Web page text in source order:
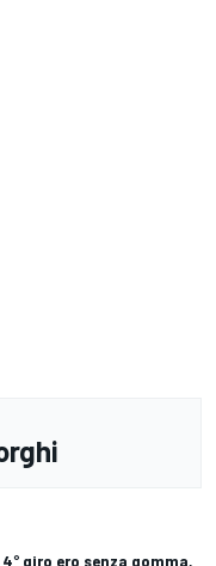
giro ero senza gomma,